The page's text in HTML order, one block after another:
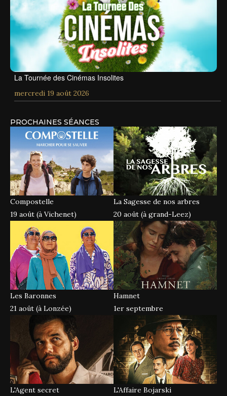
La Tournée des Cinémas Insolites
mercredi 19 août 2026
PROCHAINES SÉANCES
Compostelle
19 août (à Vichenet)
Les Baronnes
21 août (à Lonzée)
L'Agent secret
La Sagesse de nos arbres
20 août (à grand-Leez)
Hamnet
1er septembre
L'Affaire Bojarski